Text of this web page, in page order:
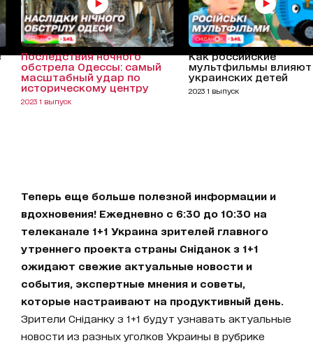
Последствия ночного
обстрела Одессы: самый
масштабный удар по
историческому центру
2023 1 выпуск
Как российские
мультфильмы влияют
украинских детей
2023 1 выпуск
Теперь еще больше полезной информации и
вдохновения! Ежедневно с 6:30 до 10:30 на
телеканале 1+1 Украина зрителей главного
утреннего проекта страны Сніданок з 1+1
ожидают свежие актуальные новости и
события, экспертные мнения и советы,
которые настраивают на продуктивный день.
Зрители Сніданку з 1+1 будут узнавать актуальные
новости из разных уголков Украины в рубрике